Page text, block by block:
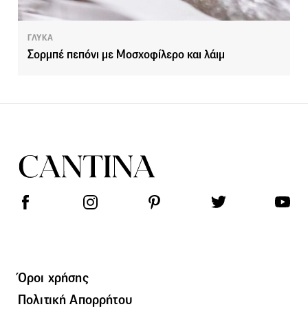
ΓΛΥΚΑ
Σορμπέ πεπόνι με Μοσχοφίλερο και λάιμ
Όροι χρήσης
Πολιτική Απορρήτου